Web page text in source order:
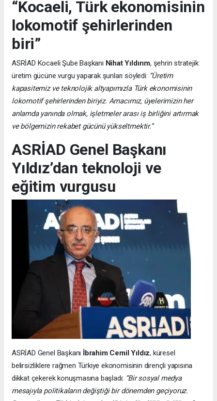
“Kocaeli, Türk ekonomisinin
lokomotif şehirlerinden
biri”
ASRİAD Kocaeli Şube Başkanı Nihat Yıldırım, şehrin stratejik
üretim gücüne vurgu yaparak şunları söyledi: “Üretim
kapasitemiz ve teknolojik altyapımızla Türk ekonomisinin
lokomotif şehirlerinden biriyiz. Amacımız, üyelerimizin her
anlamda yanında olmak, işletmeler arası iş birliğini artırmak
ve bölgemizin rekabet gücünü yükseltmektir.”
ASRİAD Genel Başkanı
Yıldız’dan teknoloji ve
eğitim vurgusu
ASRİAD Genel Başkanı İbrahim Cemil Yıldız, küresel
belirsizliklere rağmen Türkiye ekonomisinin dirençli yapısına
dikkat çekerek konuşmasına başladı: “Bir sosyal medya
mesajıyla politikaların değiştiği bir dönemden geçiyoruz.